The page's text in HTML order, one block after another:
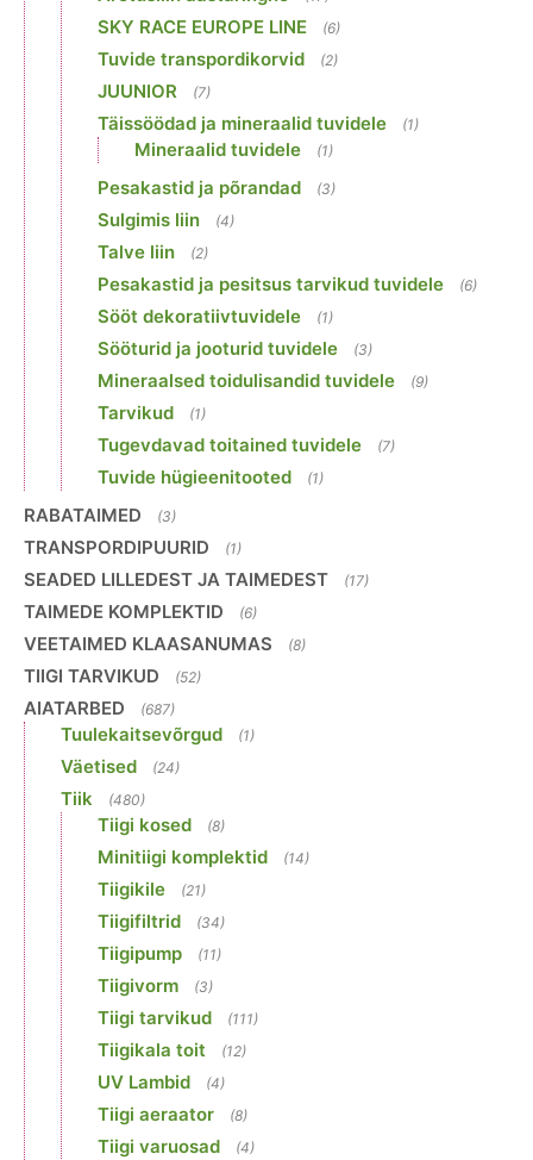
SKY RACE EUROPE LINE (6)
Tuvide transpordikorvid (2)
JUUNIOR (7)
Täissöödad ja mineraalid tuvidele (1)
Mineraalid tuvidele (1)
Pesakastid ja põrandad (3)
Sulgimis liin (4)
Talve liin (2)
Pesakastid ja pesitsus tarvikud tuvidele (6)
Sööt dekoratiivtuvidele (1)
Sööturid ja jooturid tuvidele (3)
Mineraalsed toidulisandid tuvidele (9)
Tarvikud (1)
Tugevdavad toitained tuvidele (7)
Tuvide hügieenitooted (1)
RABATAIMED (3)
TRANSPORDIPUURID (1)
SEADED LILLEDEST JA TAIMEDEST (17)
TAIMEDE KOMPLEKTID (6)
VEETAIMED KLAASANUMAS (8)
TIIGI TARVIKUD (52)
AIATARBED (687)
Tuulekaitsevõrgud (1)
Väetised (24)
Tiik (480)
Tiigi kosed (8)
Minitiigi komplektid (14)
Tiigikile (21)
Tiigifiltrid (34)
Tiigipump (11)
Tiigivorm (3)
Tiigi tarvikud (111)
Tiigikala toit (12)
UV Lambid (4)
Tiigi aeraator (8)
Tiigi varuosad (4)